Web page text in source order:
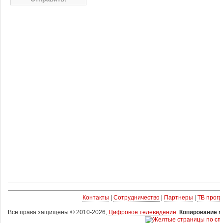
Контакты Сотрудничество| Партнеры ТВ
Все права защищены © 2010-2026, Цифровое телевидение. Копирование